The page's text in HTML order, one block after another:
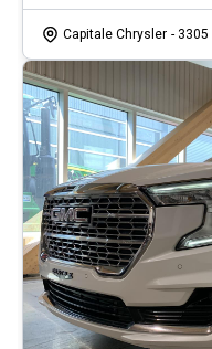
Capitale Chrysler - 3305